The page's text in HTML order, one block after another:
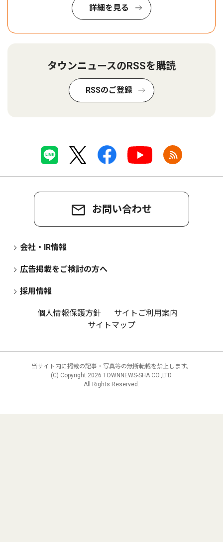
詳細を見る
タウンニュースのRSSを購読
RSSのご登録
お問い合わせ
会社・IR情報
広告掲載をご検討の方へ
採用情報
個人情報保護方針
サイトご利用案内
サイトマップ
当サイト内に掲載の記事・写真等の無断転載を禁止します。
(C) Copyright 2026 TOWNNEWS-SHA CO.,LTD.
All Rights Reserved.